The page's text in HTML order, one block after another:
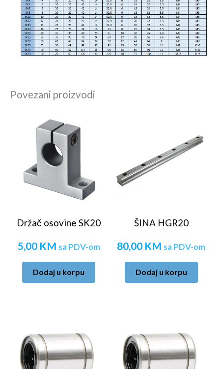
Povezani proizvodi
Držač osovine SK20
5,00 KM sa PDV-om
Dodaj u korpu
ŠINA HGR20
80,00 KM sa PDV-om
Dodaj u korpu